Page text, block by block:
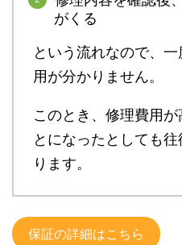
がくる
という流れなので、
用が分かりません。
このとき、修理費用
とになったとしても
ります。
保証の詳細はこちら